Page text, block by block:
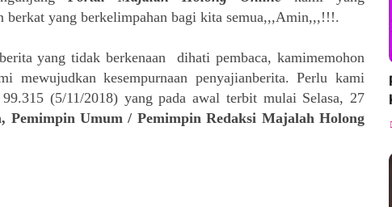
berkat yang berkelimpahan bagi kita semua,,,Amin,,,!!!.
yang tidak berkenaan
dihati pembaca, kamimemohon
mewujudkan kesempurnaan penyajianberita. Perlu kami
(5/11/2018) yang pada awal terbit mulai Selasa, 27
Pemimpin Umum / Pemimpin Redaksi Majalah Holong